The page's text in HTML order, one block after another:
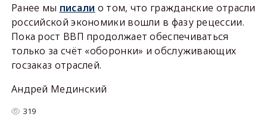
Ранее мы писали о том, что гражданские отрасли
российской экономики вошли в фазу рецессии.
Пока рост ВВП продолжает обеспечиваться
только за счёт «оборонки» и обслуживающих
госзаказ отраслей.
Андрей Мединский
319